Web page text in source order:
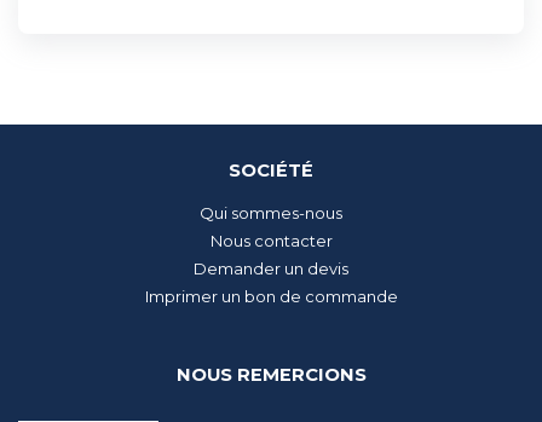
SOCIÉTÉ
Qui sommes-nous
Nous contacter
Demander un devis
Imprimer un bon de commande
NOUS REMERCIONS